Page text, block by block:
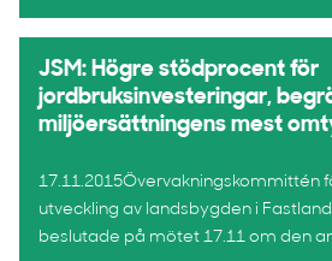
JSM: Högre stödprocent för
jordbruksinvesteringar,
miljöersättningens mest
17.11.2015Övervakningskommittén
utveckling av landsbygden i
beslutade på mötet 17.11 om den